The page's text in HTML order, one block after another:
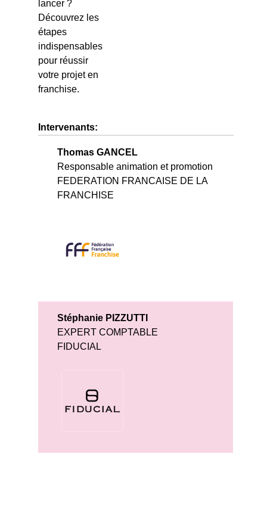
lancer ?
Découvrez les
étapes
indispensables
pour réussir
votre projet en
franchise.
Intervenants:
Thomas GANCEL
Responsable animation et promotion
FEDERATION FRANCAISE DE LA
FRANCHISE
Stéphanie PIZZUTTI
EXPERT COMPTABLE
FIDUCIAL